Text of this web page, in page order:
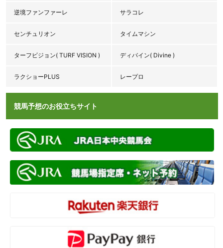
逆境ファンファーレ サラコレ
センチュリオン タイムマシン
ターフビジョン( TURF VISION ) ディバイン( Divine )
ラクショーPLUS レープロ
競馬予想のお役立ちサイト